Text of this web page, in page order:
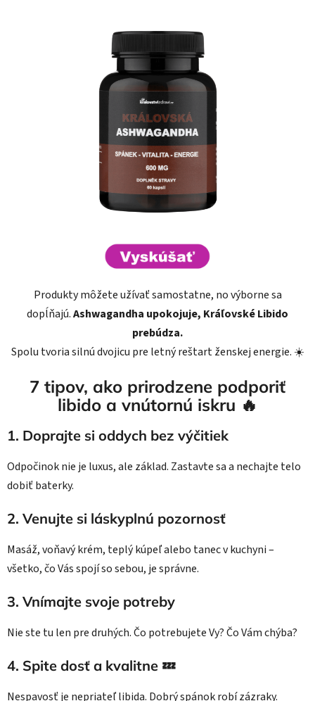
Produkty môžete užívať samostatne, no výborne sa
dopĺňajú.Ashwagandha upokojuje, Kráľovské Libido
prebúdza.
Spolu tvoria silnú dvojicu pre letný reštart ženskej energie. ☀️
7 tipov, ako prirodzene podporiť
libido a vnútornú iskru 🔥
1. Doprajte si oddych bez výčitiek
Odpočinok nie je luxus, ale základ. Zastavte sa a nechajte telo
dobiť baterky.
2. Venujte si láskyplnú pozornosť
Masáž, voňavý krém, teplý kúpeľ alebo tanec v kuchyni –
všetko, čo Vás spojí so sebou, je správne.
3. Vnímajte svoje potreby
Nie ste tu len pre druhých. Čo potrebujete Vy? Čo Vám chýba?
4. Spite dosť a kvalitne 💤
Nespavosť je nepriateľ libida. Dobrý spánok robí zázraky.